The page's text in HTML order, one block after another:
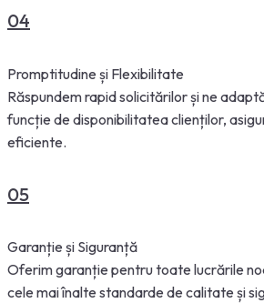
04
Promptitudine și Flexibilitate
Răspundem rapid solicitărilor și ne
funcție de disponibilitatea clienților,
eficiente.
05
Garanție și Siguranță
Oferim garanție pentru toate lucrările
cele mai înalte standarde de calitate și